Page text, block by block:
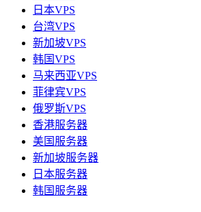
日本VPS
台湾VPS
新加坡VPS
韩国VPS
马来西亚VPS
菲律宾VPS
俄罗斯VPS
香港服务器
美国服务器
新加坡服务器
日本服务器
韩国服务器